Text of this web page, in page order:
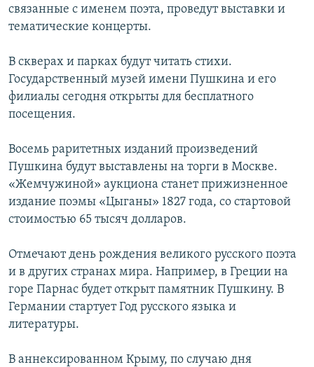
связанные с именем поэта, проведут выставки и
тематические концерты.
В скверах и парках будут читать стихи.
Государственный музей имени Пушкина и его
филиалы сегодня открыты для бесплатного
посещения.
Восемь раритетных изданий произведений
Пушкина будут выставлены на торги в Москве.
«Жемчужиной» аукциона станет прижизненное
издание поэмы «Цыганы» 1827 года, со стартовой
стоимостью 65 тысяч долларов.
Отмечают день рождения великого русского поэта
и в других странах мира. Например, в Греции на
горе Парнас будет открыт памятник Пушкину. В
Германии стартует Год русского языка и
литературы.
В аннексированном Крыму, по случаю дня